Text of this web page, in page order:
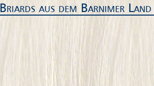
Briards aus dem Barnimer Land